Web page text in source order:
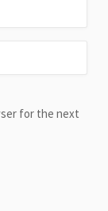
for the next